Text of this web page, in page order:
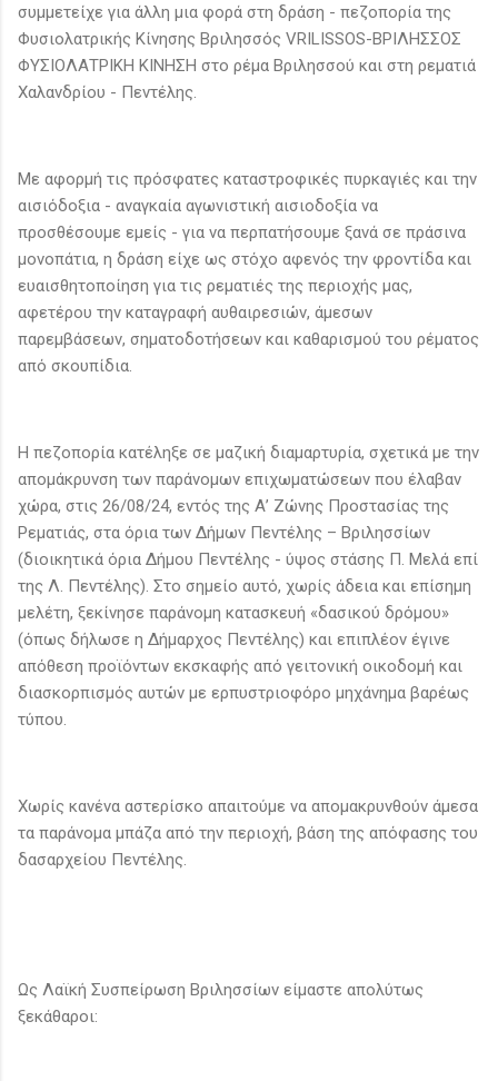
συμμετείχε για άλλη μια φορά στη δράση - πεζοπορία της
Φυσιολατρικής Κίνησης Βριλησσός VRILISSOS-ΒΡΙΛΗΣΣΟΣ
ΦΥΣΙΟΛΑΤΡΙΚΗ ΚΙΝΗΣΗ στο ρέμα Βριλησσού και στη ρεματιά
Χαλανδρίου - Πεντέλης.
Με αφορμή τις πρόσφατες καταστροφικές πυρκαγιές και την
αισιόδοξια - αναγκαία αγωνιστική αισιοδοξία να
προσθέσουμε εμείς - για να περπατήσουμε ξανά σε πράσινα
μονοπάτια, η δράση είχε ως στόχο αφενός την φροντίδα και
ευαισθητοποίηση για τις ρεματιές της περιοχής μας,
αφετέρου την καταγραφή αυθαιρεσιών, άμεσων
παρεμβάσεων, σηματοδοτήσεων και καθαρισμού του ρέματος
από σκουπίδια.
Η πεζοπορία κατέληξε σε μαζική διαμαρτυρία, σχετικά με την
απομάκρυνση των παράνομων επιχωματώσεων που έλαβαν
χώρα, στις 26/08/24, εντός της Α’ Ζώνης Προστασίας της
Ρεματιάς, στα όρια των Δήμων Πεντέλης – Βριλησσίων
(διοικητικά όρια Δήμου Πεντέλης - ύψος στάσης Π. Μελά επί
της Λ. Πεντέλης). Στο σημείο αυτό, χωρίς άδεια και επίσημη
μελέτη, ξεκίνησε παράνομη κατασκευή «δασικού δρόμου»
(όπως δήλωσε η Δήμαρχος Πεντέλης) και επιπλέον έγινε
απόθεση προϊόντων εκσκαφής από γειτονική οικοδομή και
διασκορπισμός αυτών με ερπυστριοφόρο μηχάνημα βαρέως
τύπου.
Χωρίς κανένα αστερίσκο απαιτούμε να απομακρυνθούν άμεσα
τα παράνομα μπάζα από την περιοχή, βάση της απόφασης του
δασαρχείου Πεντέλης.
Ως Λαϊκή Συσπείρωση Βριλησσίων είμαστε απολύτως
ξεκάθαροι: